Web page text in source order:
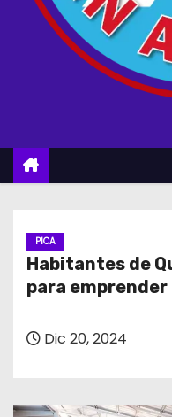
PICA
Habitantes de
para
Dic 20, 2024